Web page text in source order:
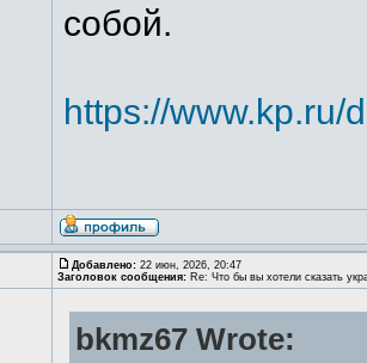
собой.
https://www.kp.ru/
Добавлено: 22 июн, 2026, 20:47
Заголовок сообщения: Re: Что бы вы хотели сказать
bkmz67 Wrote: